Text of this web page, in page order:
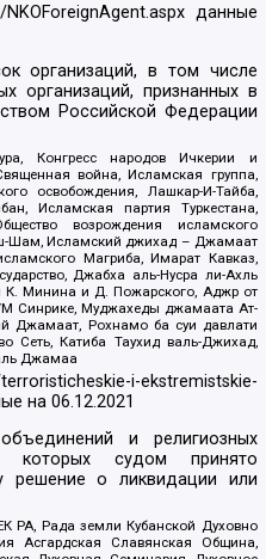
данные
организаций, в том числе
организаций, признанных в
Российской Федерации
Конгресс народов Ичкерии и
война, Исламская группа,
освобождения, Лашкар-И-Тайба,
Исламская партия Туркестана,
возрождения исламского
Шам, Исламский джихад – Джамаат
Магриба, Имарат Кавказ,
Джабха аль-Нусра ли-Ахль
Минина и Д. Пожарского, Аджр от
Синрике, Муджахеды джамаата Ат-
Джамаат, Рохнамо ба суи давлати
Сеть, Катиба Таухид валь-Джихад,
Джамаа
i-ekstremistskie-
на06.12.2021
и религиозных
которых судом принято
решение о ликвидации или
РА, Рада земли Кубанской Духовно
Асгардская Славянская Община,